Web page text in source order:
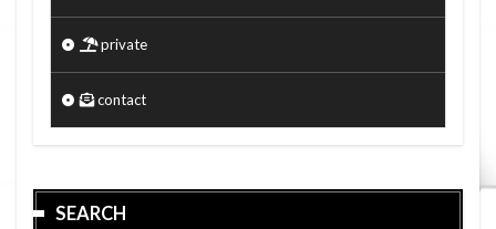
private
contact
SEARCH